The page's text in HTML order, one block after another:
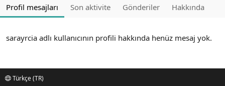
Profil mesajları Son aktivite Gönderiler Hakkında
sarayrcia adlı kullanıcının profili hakkında henüz mesaj yok.
Türkçe (TR)